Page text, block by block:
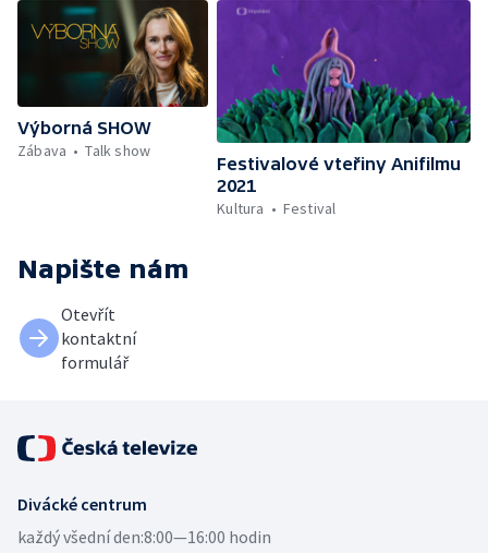
Výborná SHOW
Zábava
Talk show
Festivalové vteřiny Anifilmu
2021
Kultura
Festival
Napište nám
Otevřít
kontaktní
formulář
Divácké centrum
každý všední den:8:00—16:00 hodin